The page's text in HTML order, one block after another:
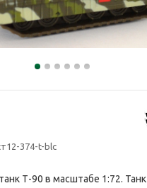
374-t-blc
Т-90 в масштабе 1:72. Танк